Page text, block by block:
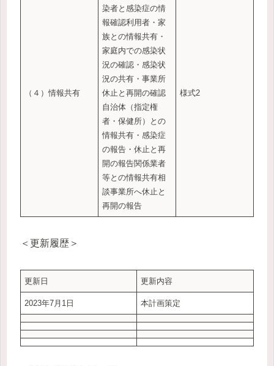
（４）情報共有
染者と感染症の情
報確認利用者・家
族との情報共有・
家庭内での感染状
況の確認・感染状
況の共有・事業所
休止と再開の確認
自治体（指定権
者・保健所）との
情報共有・感染症
の報告・休止と再
開の報告関係業者
等との情報共有相
談事業所へ休止と
再開の報告
様式2
＜更新履歴＞
更新日 更新内容
2023年7月1日 本計画策定